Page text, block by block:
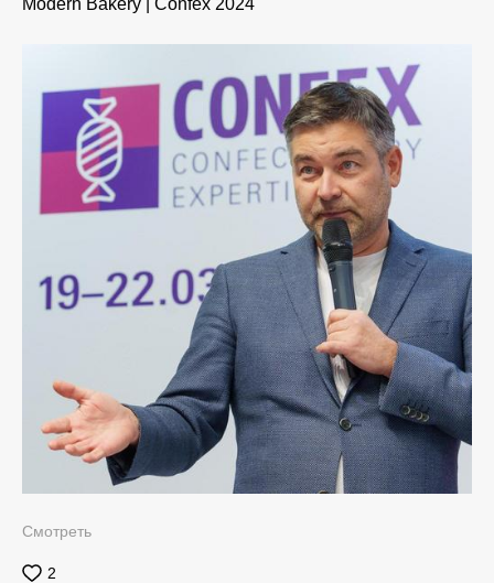
Modern Bakery | Confex 2024
Смотреть
2